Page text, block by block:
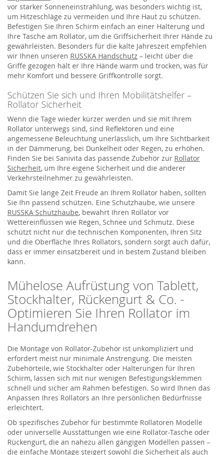
vor starker Sonneneinstrahlung, was besonders wichtig ist,
um Hitzeschläge zu vermeiden und Ihre Haut zu schützen.
Befestigen Sie Ihren Schirm einfach an einer Halterung und
Ihre Tasche am Rollator, um die Griffsicherheit Ihrer Hände zu
gewährleisten. Besonders für die kalte Jahreszeit empfehlen
wir Ihnen unseren RUSSKA Handschutz – leicht über die
Griffe gezogen hält er Ihre Hände warm und trocken, was für
mehr Komfort und bessere Griffkontrolle sorgt.
Schützen Sie sich und Ihren Mobilitätshelfer –
Rollator Sicherheit
Wenn die Tage wieder kürzer werden und sie mit Ihrem
Rollator unterwegs sind, sind Reflektoren und eine
angemessene Beleuchtung unerlässlich, um Ihre Sichtbarkeit
in der Dämmerung, bei Dunkelheit oder Regen, zu erhöhen.
Finden Sie bei Sanivita das passende Zubehör zur Rollator
Sicherheit, um Ihre eigene Sicherheit und die anderer
Verkehrsteilnehmer zu gewährleisten.
Damit Sie lange Zeit Freude an Ihrem Rollator haben, sollten
Sie Ihn passend schützen. Eine Schutzhaube, wie unsere
RUSSKA Schutzhaube, bewahrt Ihren Rollator vor
Wettereinflüssen wie Regen, Schnee und Schmutz. Diese
schützt nicht nur die technischen Komponenten, Ihren Sitz
und die Oberfläche Ihres Rollators, sondern sorgt auch dafür,
dass er immer einsatzbereit und in bestem Zustand bleiben
kann.
Mühelose Aufrüstung von Tablett,
Stockhalter, Rückengurt & Co. -
Optimieren Sie Ihren Rollator im
Handumdrehen
Die Montage von Rollator-Zubehör ist unkompliziert und
erfordert meist nur minimale Anstrengung. Die meisten
Zubehörteile, wie Stockhalter oder Halterungen für Ihren
Schirm, lassen sich mit nur wenigen Befestigungsklemmen
schnell und sicher am Rahmen befestigen. So wird Ihnen das
Anpassen Ihres Rollators an Ihre persönlichen Bedürfnisse
erleichtert.
Ob spezifisches Zubehör für bestimmte Rollatoren Modelle
oder universelle Ausstattungen wie eine Rollator-Tasche oder
Rückengurt, die an nahezu allen gängigen Modellen passen –
die einfache Montage steigert sowohl die Sicherheit als auch